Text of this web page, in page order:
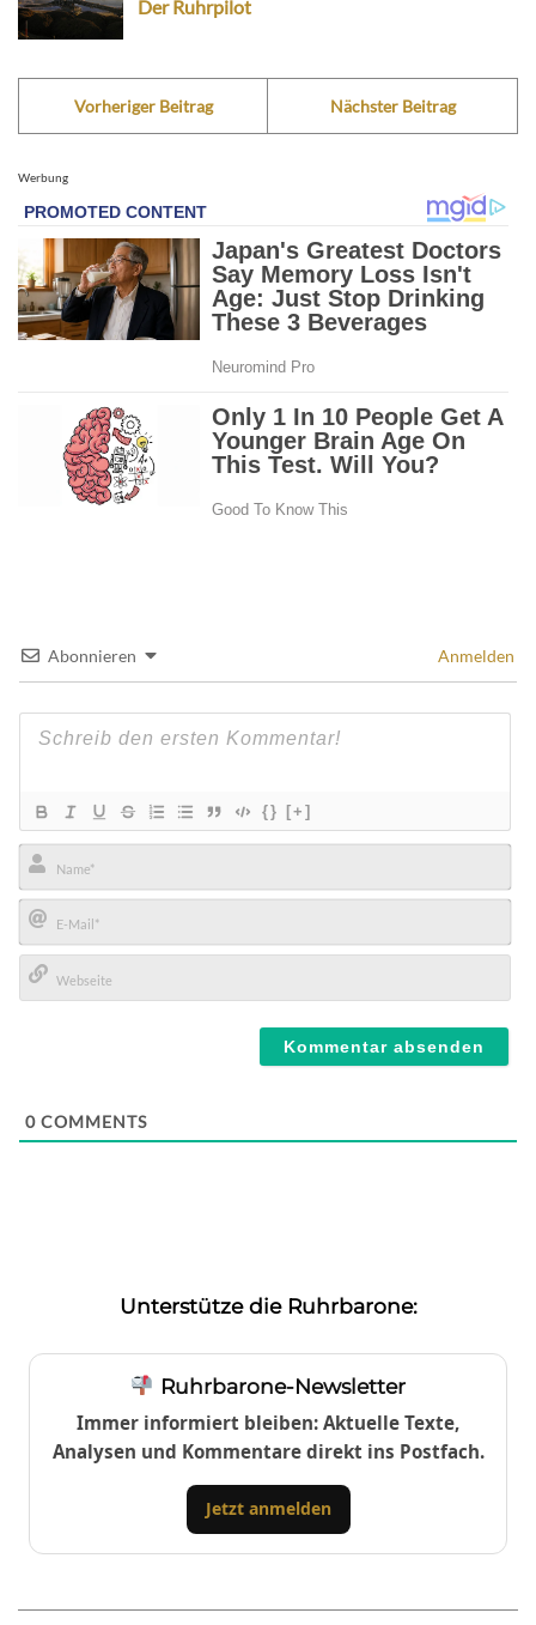
Der Ruhrpilot
Vorheriger Beitrag Nächster Beitrag
Werbung
Abonnieren Anmelden
{} [+]
Name*
E-
Mail*
0 COMMENTS
Unterstütze die Ruhrbarone:
Ruhrbarone-Newsletter
Immer informiert bleiben: Aktuelle Texte,
Analysen und Kommentare direkt ins Postfach.
Jetzt anmelden